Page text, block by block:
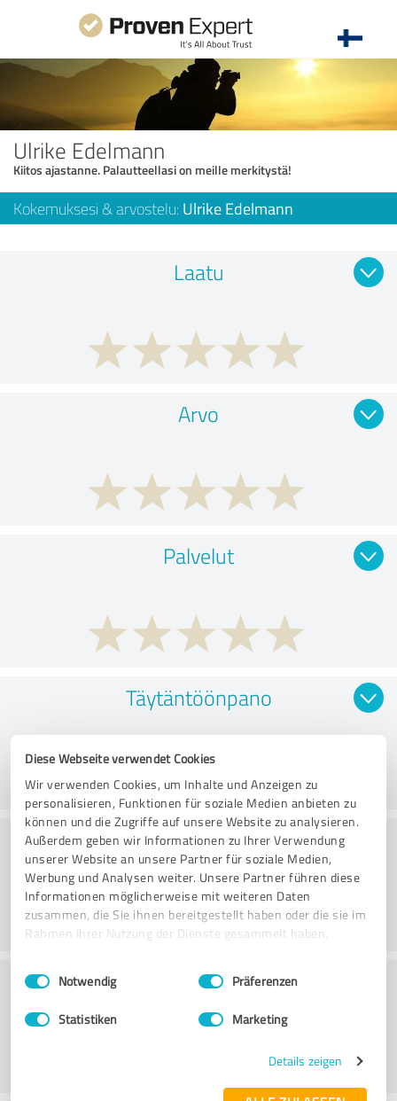
Diese Webseite verwendet Cookies
Wir verwenden Cookies, um Inhalte und Anzeigen zu
personalisieren, Funktionen für soziale Medien anbieten zu
können und die Zugriffe auf unsere Website zu analysieren.
Außerdem geben wir Informationen zu Ihrer Verwendung
unserer Website an unsere Partner für soziale Medien,
Werbung und Analysen weiter. Unsere Partner führen diese
Informationen möglicherweise mit weiteren Daten
zusammen, die Sie ihnen bereitgestellt haben oder die sie im
Rahmen Ihrer Nutzung der Dienste gesammelt haben.
Impressum Datenschutzbestimmungen
Einwilligungsauswahl
Notwendig Präferenzen
Statistiken Marketing
Details zeigen
Ulrike Edelmann
Kiitos ajastanne. Palautteellasi on meille merkitystä!
Kokemuksesi & arvostelu: Ulrike Edelmann
Laatu
Arvo
Palvelut
Täytäntöönpano
Konsultointi
Asiakaspalvelu